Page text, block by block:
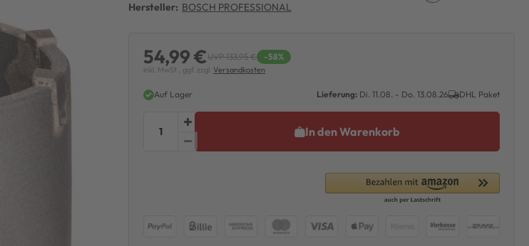
Hersteller: BOSCH PROFESSIONAL
54,99 €UVP 133,95 € -58%
inkl. MwSt., ggf. zzgl. Versandkosten
Auf Lager Lieferung: Di. 11.08. - Do. 13.08.26 DHL Paket
In den Warenkorb